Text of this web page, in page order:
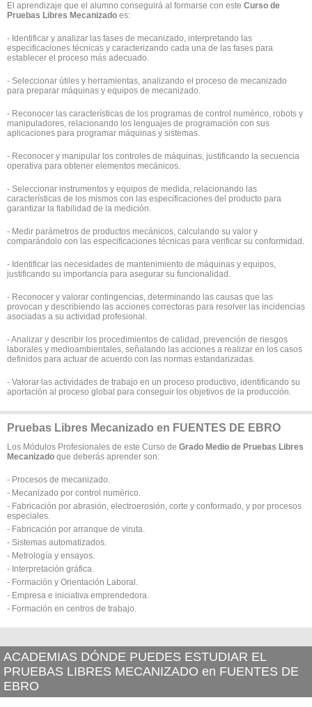
El aprendizaje que el alumno conseguirá al formarse con este Curso de
Pruebas Libres Mecanizado es:
- Identificar y analizar las fases de mecanizado, interpretando las
especificaciones técnicas y caracterizando cada una de las fases para
establecer el proceso más adecuado.
- Seleccionar útiles y herramientas, analizando el proceso de mecanizado
para preparar máquinas y equipos de mecanizado.
- Reconocer las características de los programas de control numérico, robots y
manipuladores, relacionando los lenguajes de programación con sus
aplicaciones para programar máquinas y sistemas.
- Reconocer y manipular los controles de máquinas, justificando la secuencia
operativa para obtener elementos mecánicos.
- Seleccionar instrumentos y equipos de medida, relacionando las
características de los mismos con las especificaciones del producto para
garantizar la fiabilidad de la medición.
- Medir parámetros de productos mecánicos, calculando su valor y
comparándolo con las especificaciones técnicas para verificar su conformidad.
- Identificar las necesidades de mantenimiento de máquinas y equipos,
justificando su importancia para asegurar su funcionalidad.
- Reconocer y valorar contingencias, determinando las causas que las
provocan y describiendo las acciones correctoras para resolver las incidencias
asociadas a su actividad profesional.
- Analizar y describir los procedimientos de calidad, prevención de riesgos
laborales y medioambientales, señalando las acciones a realizar en los casos
definidos para actuar de acuerdo con las normas estandarizadas.
- Valorar las actividades de trabajo en un proceso productivo, identificando su
aportación al proceso global para conseguir los objetivos de la producción.
Pruebas Libres Mecanizado en FUENTES DE EBRO
Los Módulos Profesionales de este Curso de Grado Medio de Pruebas Libres
Mecanizado que deberás aprender son:
- Procesos de mecanizado.
- Mecanizado por control numérico.
- Fabricación por abrasión, electroerosión, corte y conformado, y por procesos
especiales.
- Fabricación por arranque de viruta.
- Sistemas automatizados.
- Metrología y ensayos.
- Interpretación gráfica.
- Formación y Orientación Laboral.
- Empresa e iniciativa emprendedora.
- Formación en centros de trabajo.
ACADEMIAS DÓNDE PUEDES ESTUDIAR EL
PRUEBAS LIBRES MECANIZADO en FUENTES DE
EBRO